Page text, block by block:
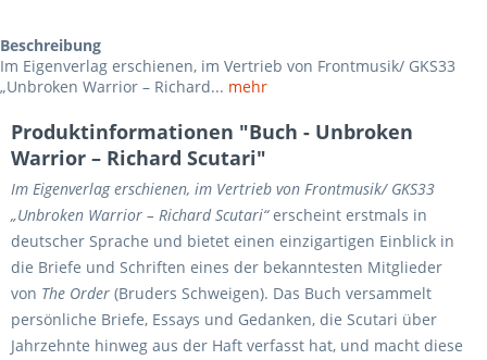
Beschreibung
Im Eigenverlag erschienen, im Vertrieb von Frontmusik/ GKS33
„Unbroken Warrior – Richard... mehr
Produktinformationen "Buch - Unbroken
Warrior – Richard Scutari"
Im Eigenverlag erschienen, im Vertrieb von Frontmusik/ GKS33
„Unbroken Warrior – Richard Scutari“erscheint erstmals in
deutscher Sprache und bietet einen einzigartigen Einblick in
die Briefe und Schriften eines der bekanntesten Mitglieder
von The Order (Bruders Schweigen). Das Buch versammelt
persönliche Briefe, Essays und Gedanken, die Scutari über
Jahrzehnte hinweg aus der Haft verfasst hat, und macht diese